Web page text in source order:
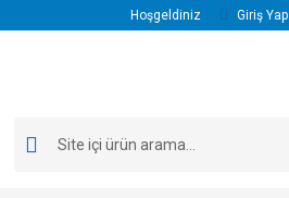
Hoşgeldiniz Giriş Yap